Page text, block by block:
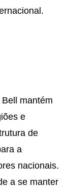
mantém
e
de
a
nacionais.
a se manter